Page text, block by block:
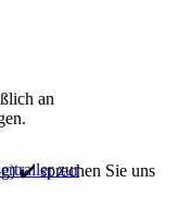
zur
an
✔️ sprechen Sie uns